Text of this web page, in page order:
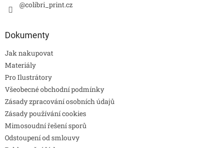
@colibri_print.cz
Dokumenty
Jak nakupovat
Materiály
Pro Ilustrátory
Všeobecné obchodní podmínky
Zásady zpracování osobních údajů
Zásady používání cookies
Mimosoudní řešení sporů
Odstoupení od smlouvy